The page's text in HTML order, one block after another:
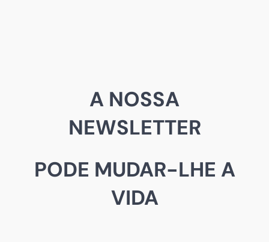
A NOSSA
NEWSLETTER
PODE MUDAR-LHE A
VIDA